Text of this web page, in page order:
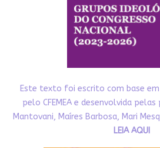
Este texto foi escrito com base
pelo CFEMEA e desenvolvida pelas
Mantovani, Maíres Barbosa, Mari
LEIA AQUI